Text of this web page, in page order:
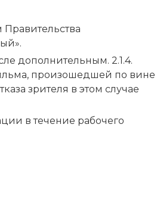
дополнительным. 2.1.4.
произошедшей по вине
зрителя в этом случае
в течение рабочего